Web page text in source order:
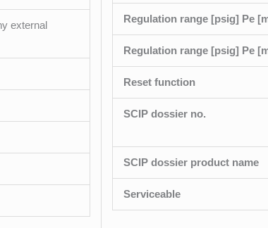
external
Regulation range [psig] Pe
Regulation range [psig] Pe
Reset function
SCIP dossier no.
SCIP dossier product name
Serviceable